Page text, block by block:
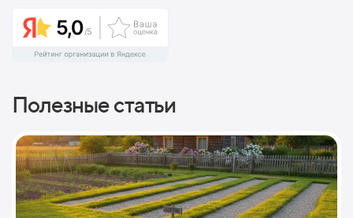
Полезные статьи